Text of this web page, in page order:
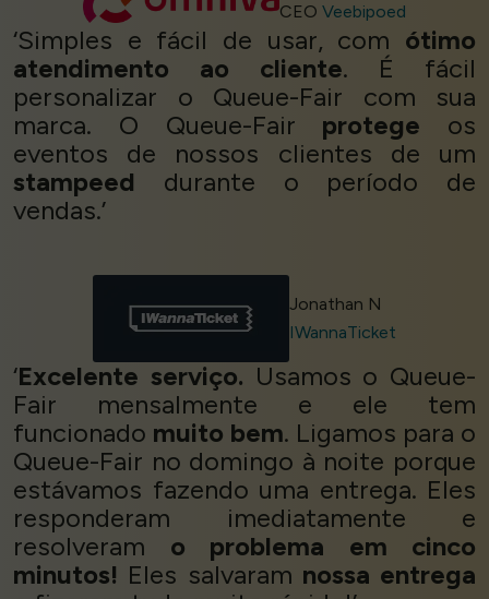
CEO Veebipoed
‘Simples e fácil de usar, com ótimo
atendimento ao cliente. É fácil
personalizar o Queue-Fair com sua
marca. O Queue-Fair protege os
eventos de nossos clientes de um
stampeed durante o período de
vendas.’
Jonathan N
IWannaTicket
‘Excelente serviço. Usamos o Queue-
Fair mensalmente e ele tem
funcionado muito bem. Ligamos para o
Queue-Fair no domingo à noite porque
estávamos fazendo uma entrega. Eles
responderam imediatamente e
resolveram o problema em cinco
minutos! Eles salvaram nossa entrega